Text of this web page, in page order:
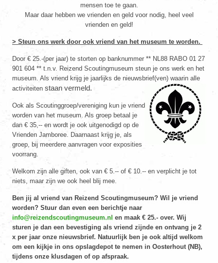
mensen toe te gaan.
Maar daar hebben we vrienden en geld voor nodig, heel veel
vrienden en geld!
> Steun ons werk door ook vriend van het museum te worden.
Door € 25.-(per jaar) te storten op banknummer ** NL88 RABO 01 27
901 604 ** t.n.v. Reizend Scoutingmuseum steun je ons werk en het
museum. Als vriend krijg je jaarlijks de nieuwsbrief(ven) waarin alle
activiteiten staan vermeld.
Ook als Scoutinggroep/vereniging kun je vriend
worden van het museum. Als groep betaal je
dan € 35,-- en wordt je ook uitgenodigd op de
Vrienden Jamboree. Daarnaast krijg je, als
groep, bij meerdere aanvragen voor exposities
voorrang.
Welkom zijn alle giften, ook van € 5.-- of € 10.-- en verplicht je tot
niets, maar zijn we ook heel blij mee.
Ben jij al vriend van Reizend Scoutingmuseum? Wil je vriend
worden? Stuur dan even een berichtje naar
info@reizendscoutingmuseum.nl en maak € 25.- over. Wij
sturen je dan een bevestiging als vriend zijnde en ontvang je 2
x per jaar onze nieuwsbrief. Natuurlijk ben je ook altijd welkom
om een kijkje in ons opslagdepot te nemen in Oosterhout (NB),
tijdens onze klusdagen of op afspraak.